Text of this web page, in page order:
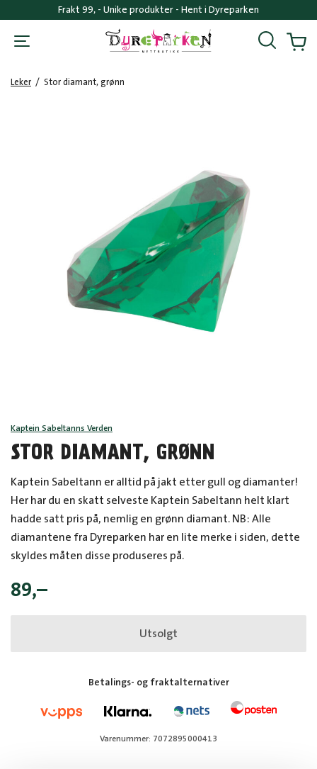
Frakt 99, - Unike produkter - Hent i Dyreparken
Søk
Leker / Stor diamant, grønn
Kaptein Sabeltanns Verden
STOR DIAMANT, GRØNN
Kaptein Sabeltann er alltid på jakt etter gull og diamanter!
Her har du en skatt selveste Kaptein Sabeltann helt klart
hadde satt pris på, nemlig en grønn diamant. NB: Alle
diamantene fra Dyreparken har en lite merke i siden, dette
skyldes måten disse produseres på.
89,–
Utsolgt
Betalings- og fraktalternativer
Varenummer: 7072895000413